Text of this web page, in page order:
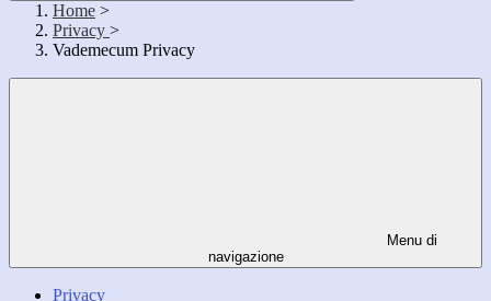
Home >
Privacy >
Vademecum Privacy
Menu di
navigazione
Privacy